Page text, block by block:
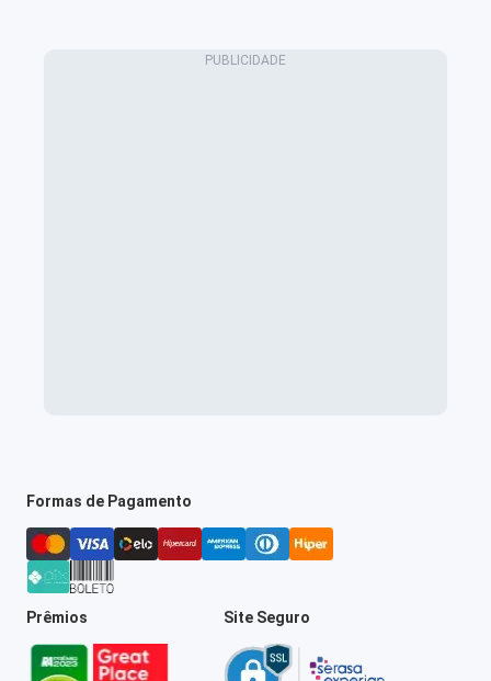
Formas de Pagamento
Prêmios Site Seguro